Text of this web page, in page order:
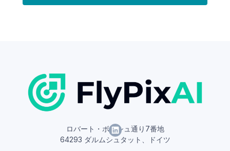
ロバート・ボッシュ通り7番地
64293 ダルムシュタット、ドイツ